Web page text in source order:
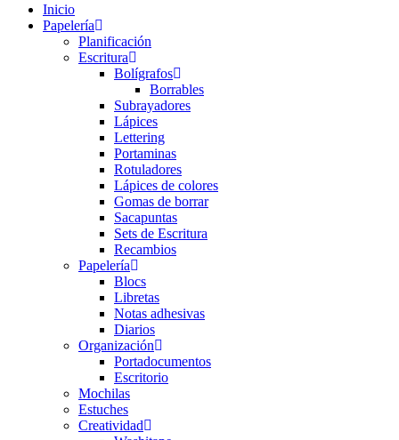
Inicio
Papelería
Planificación
Escritura
Bolígrafos
Borrables
Subrayadores
Lápices
Lettering
Portaminas
Rotuladores
Lápices de colores
Gomas de borrar
Sacapuntas
Sets de Escritura
Recambios
Papelería
Blocs
Libretas
Notas adhesivas
Diarios
Organización
Portadocumentos
Escritorio
Mochilas
Estuches
Creatividad